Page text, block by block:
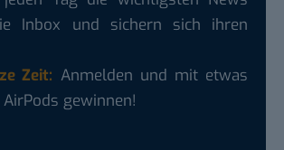
Inbox und sichern sich ihren
Zeit: Anmelden und mit etwas
gewinnen!